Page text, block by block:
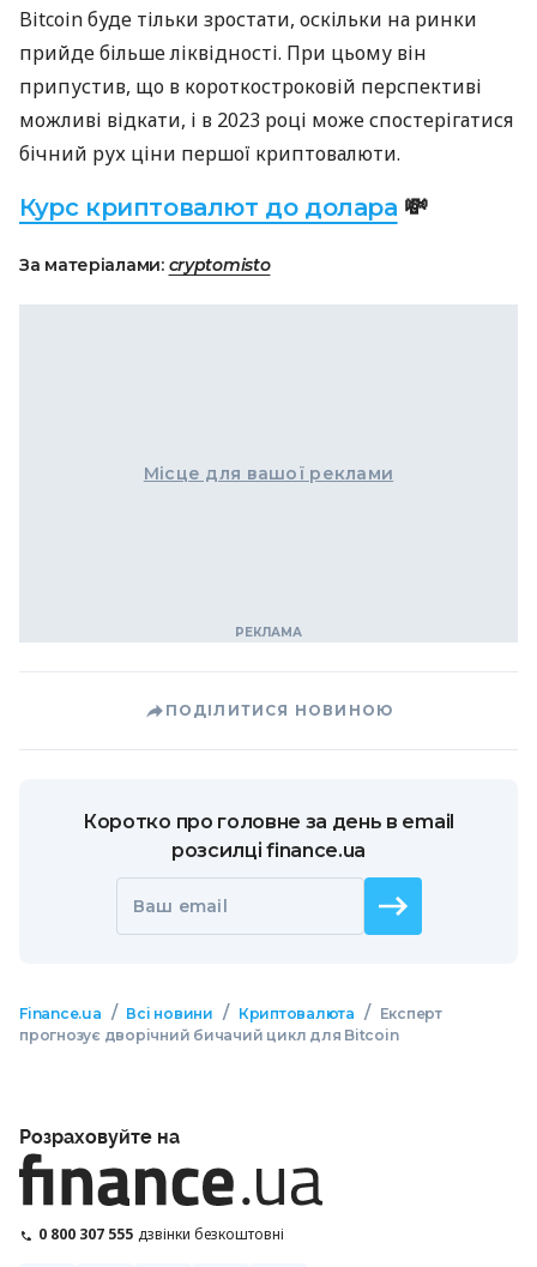
Bitcoin буде тільки зростати, оскільки на ринки
прийде більше ліквідності. При цьому він
припустив, що в короткостроковій перспективі
можливі відкати, і в 2023 році може спостерігатися
бічний рух ціни першої криптовалюти.
Курс криптовалют до долара 💸
За матеріалами: cryptomisto
Місце для вашої реклами
ПОДІЛИТИСЯ НОВИНОЮ
Коротко про головне за день в email
розсилці finance.ua
Ваш email
Finance.ua / Всі новини / Криптовалюта /
Експерт
прогнозує дворічний бичачий цикл для Bitcoin
Розраховуйте на
0 800 307 555 дзвінки безкоштовні